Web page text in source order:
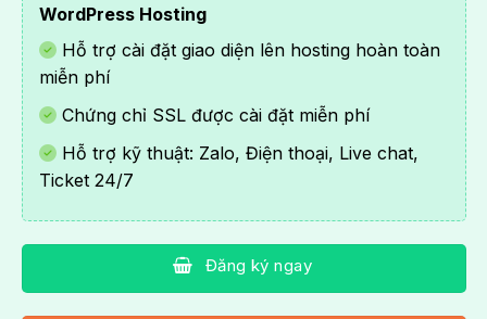
WordPress Hosting
Hỗ trợ cài đặt giao diện lên hosting hoàn toàn
miễn phí
Chứng chỉ SSL được cài đặt miễn phí
Hỗ trợ kỹ thuật: Zalo, Điện thoại, Live chat,
Ticket 24/7
Đăng ký ngay